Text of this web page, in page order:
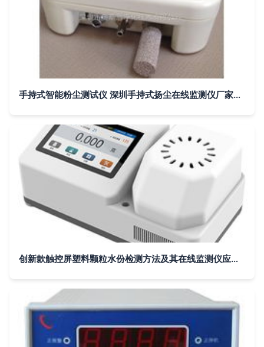
手持式智能粉尘测试仪 深圳手持式扬尘在线监测仪厂家的创新应用
创新款触控屏塑料颗粒水份检测方法及其在线监测仪应用研究